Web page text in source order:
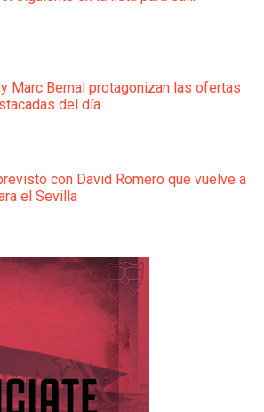
y Marc Bernal protagonizan las ofertas
del día
con David Romero que vuelve a
el Sevilla